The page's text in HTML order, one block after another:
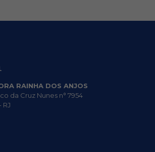
RAINHA DOS ANJOS
da Cruz Nunes n° 7954
RJ